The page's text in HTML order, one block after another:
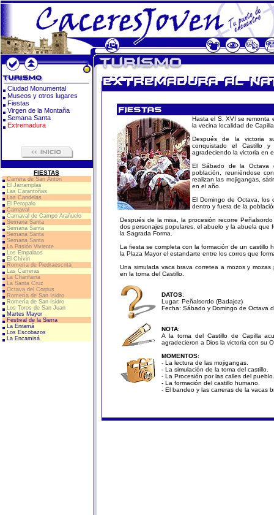
Ciudad Monumental
Museos y otros lugares
Fiestas
Virgen de la Montaña
Semana Santa
Extremadura
FIESTAS
Carrera de San Antón
El Jarramplas
Las Carantoñas
Las Candelas
El Peropalo
Carnaval
Carnaval de Campo Arañuelo
Semana Santa
Semana Santa
Semana Santa
Semana Santa
La Pasión Viviente
Los Empalaos
El Chíviri
Romería de Piedraescrita
Las Carreras
La Chanfaina
La Santa Cruz
Octava del Corpus
Romería de San Isidro
Romería de San Isidro
Los Toros de San Juan
Martes Mayor
Festival de la Sierra
La Enramá
Los Escobazos
La Encamisá
Hasta el S. XVI se remonta
la vecina localidad de
Después de la victoria
conquistado el Castillo
agradeciendo la victoria en
El Sábado de la Octava
población, reuniéndose
realizan las mojigangas,
en el año.
El Domingo de Octava, los
dentro y fuera de la
Después de la misa, la procesión recorre
dos personajes populares, el abuelo y la abuela
la Sagrada Forma.
La fiesta se completa con la formación de un castillo
la Plaza Mayor el estandarte entre los corros que
Una simulada vaca brava corretea a mozos y
en la toma del Castillo.
DATOS:
Lugar: Peñalsordo (Badajoz)
Fecha: Sábado y Domingo de Octava
NOTA:
A la toma del Castillo de Capilla
agradecieron a Dios la victoria con su
MOMENTOS:
- La lectura de las mojigangas.
- La simulación de la toma del castillo.
- La Procesión por las calles del pueblo.
- La formación del castillo humano.
- El bandeo y las carreras de la vacas